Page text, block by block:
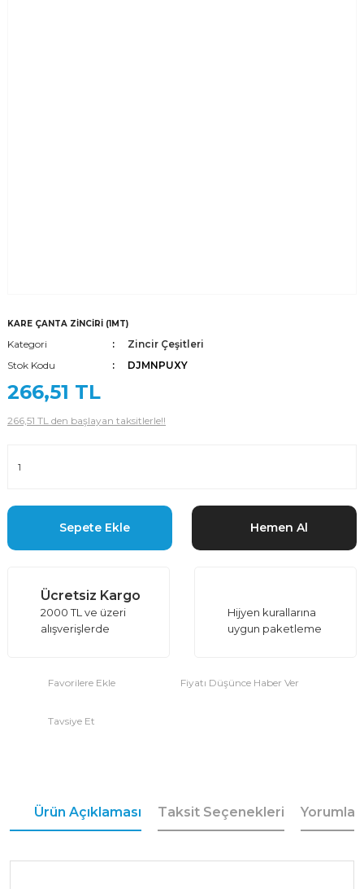
KARE ÇANTA ZİNCİRİ (1MT)
Kategori
Zincir Çeşitleri
Stok Kodu
DJMNPUXY
266,51 TL
266,51 TL den başlayan taksitlerle!!
Sepete Ekle Hemen Al
Ücretsiz Kargo
2000 TL ve üzeri
alışverişlerde
Hijyen kurallarına
uygun paketleme
Fiyatı Düşünce Haber Ver
Tavsiye Et
Ürün Açıklaması Taksit Seçenekleri Yorumlar